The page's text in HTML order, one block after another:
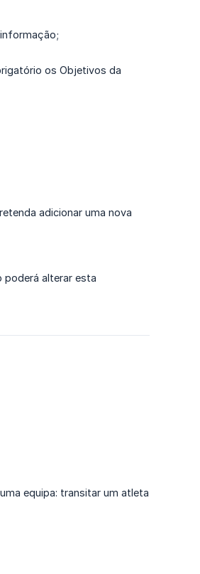
os Objetivos da
adicionar uma nova
poderá alterar esta
equipa: transitar um atleta